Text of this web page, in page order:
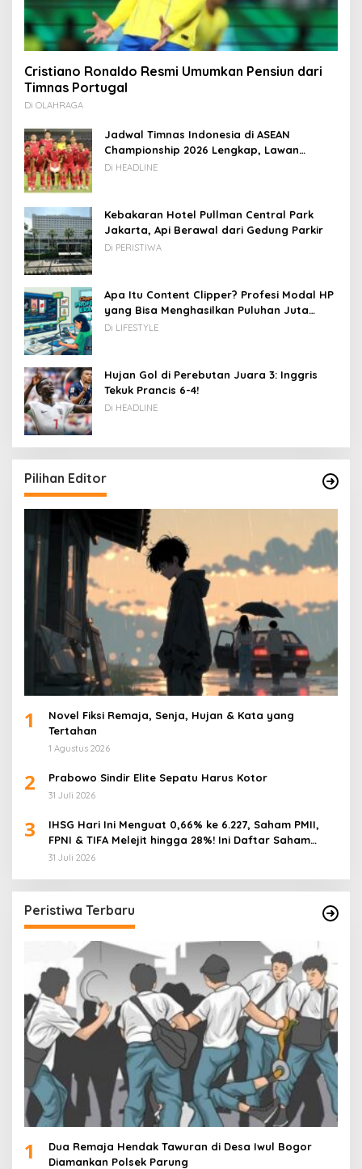
Cristiano Ronaldo Resmi Umumkan Pensiun dari
Timnas Portugal
Di OLAHRAGA
Jadwal Timnas Indonesia di ASEAN
Championship 2026 Lengkap, Lawan
Kamboja hingga Vietnam
Di HEADLINE
Kebakaran Hotel Pullman Central Park
Jakarta, Api Berawal dari Gedung Parkir
Di PERISTIWA
Apa Itu Content Clipper? Profesi Modal HP
yang Bisa Menghasilkan Puluhan Juta
Rupiah
Di LIFESTYLE
Hujan Gol di Perebutan Juara 3: Inggris
Tekuk Prancis 6-4!
Di HEADLINE
Pilihan Editor
1
Novel Fiksi Remaja, Senja, Hujan & Kata yang
Tertahan
1 Agustus 2026
2 Prabowo Sindir Elite Sepatu Harus Kotor
31 Juli 2026
3
IHSG Hari Ini Menguat 0,66% ke 6.227, Saham PMII,
FPNI & TIFA Melejit hingga 28%! Ini Daftar Saham
Paling Cuan & Volume Tertinggi 31 Juli 2026
31 Juli 2026
Peristiwa Terbaru
1
Dua Remaja Hendak Tawuran di Desa Iwul Bogor
Diamankan Polsek Parung